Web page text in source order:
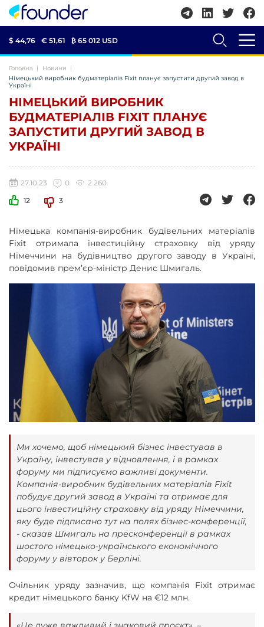
$ 44,76 € 51,61 ₿ 65 012 USD
Головна
Новини
Німецький виробник будматеріалів Fixit планує запустити другий завод в
Україні
НІМЕЦЬКИЙ ВИРОБНИК
БУДМАТЕРІАЛІВ FIXIT ПЛАНУЄ
ЗАПУСТИТИ ДРУГИЙ ЗАВОД В
УКРАЇНІ
27.10.23 0
2 260
12
3
Німецька компанія-виробник будівельних матеріалів
Fixit отримала інвестиційну страховку від уряду
Німеччини на будівництво другого заводу в Україні,
повідомив премʼєр-міністр Денис Шмигаль.
Ми хочемо, щоб німецький бізнес інвестував в
Україну, інвестував у відновлення, і в рамках
форуму ми підписуємо важливі документи.
Компанія-виробник будівельних матеріалів Fixit
побудує другий завод в Україні та отримає для
цього інвестиційну страховку від уряду Німеччини,
яку буде підписано тут на полях бізнес-конференції,
- сказав Шмигаль на пресконференції в рамках
шостого німецько-українського економічного
форуму у вівторок у Берліні.
Очільник уряду зазначив, що компанія Fixit отримає
кредит німецького банку KfW на €12 млн.